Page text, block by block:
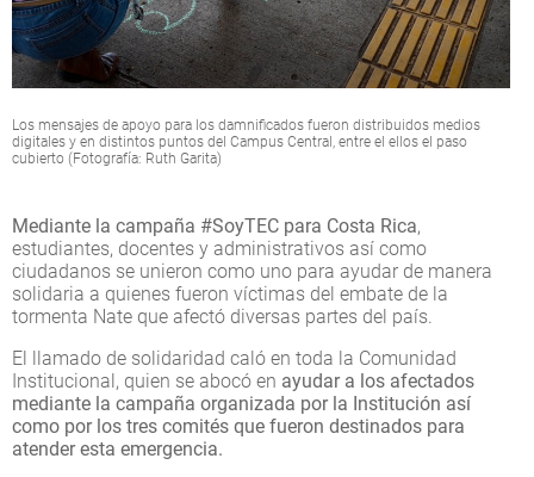
Los mensajes de apoyo para los damnificados fueron distribuidos medios
digitales y en distintos puntos del Campus Central, entre el ellos el paso
cubierto (Fotografía: Ruth Garita)
Mediante la campaña #SoyTEC para Costa Rica,
estudiantes, docentes y administrativos así como
ciudadanos se unieron como uno para ayudar de manera
solidaria a quienes fueron víctimas del embate de la
tormenta Nate que afectó diversas partes del país.
El llamado de solidaridad caló en toda la Comunidad
Institucional, quien se abocó en ayudar a los afectados
mediante la campaña organizada por la Institución así
como por los tres comités que fueron destinados para
atender esta emergencia.